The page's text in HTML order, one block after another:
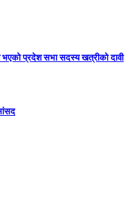
भएको प्रदेश सभा सदस्य खत्रीको दावी